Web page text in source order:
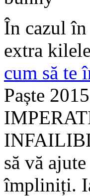
În cazul în
extra
cum să te
Paște
să vă
împliniți.